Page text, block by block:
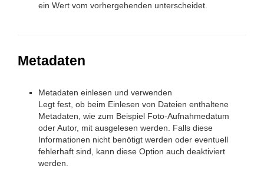
ein Wert vom vorhergehenden unterscheidet.
Metadaten
Metadaten einlesen und verwenden
Legt fest, ob beim Einlesen von Dateien enthaltene
Metadaten, wie zum Beispiel Foto-Aufnahmedatum
oder Autor, mit ausgelesen werden. Falls diese
Informationen nicht benötigt werden oder eventuell
fehlerhaft sind, kann diese Option auch deaktiviert
werden.